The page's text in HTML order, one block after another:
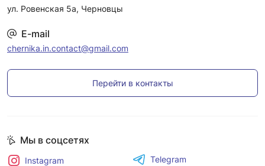
ул. Ровенская 5а, Черновцы
E-mail
chernika.in.contact@gmail.com
Перейти в контакты
Мы в соцсетях
Instagram
Telegram